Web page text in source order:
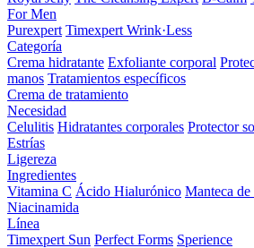
For Men
Purexpert Timexpert Wrink·Less
Categoría
Crema hidratante Exfoliante corporal
manos Tratamientos específicos
Crema de tratamiento
Necesidad
Celulitis Hidratantes corporales Protector
Estrías
Ligereza
Ingredientes
Vitamina C Ácido Hialurónico Manteca
Niacinamida
Línea
Timexpert Sun Perfect Forms Sperience